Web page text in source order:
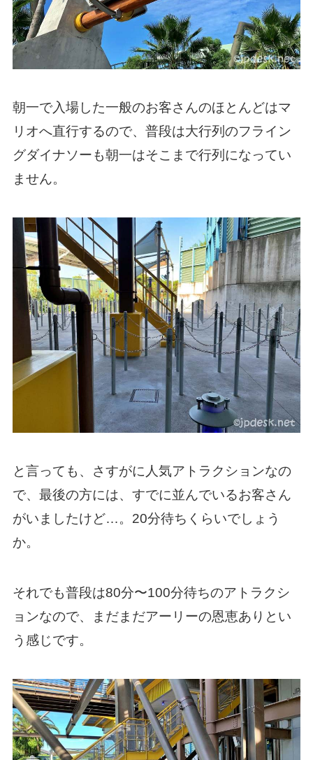
朝一で入場した一般のお客さんのほとんどはマ
リオへ直行するので、普段は大行列のフライン
グダイナソーも朝一はそこまで行列になってい
ません。
と言っても、さすがに人気アトラクションなの
で、最後の方には、すでに並んでいるお客さん
がいましたけど…。20分待ちくらいでしょう
か。
それでも普段は80分〜100分待ちのアトラクシ
ョンなので、まだまだアーリーの恩恵ありとい
う感じです。